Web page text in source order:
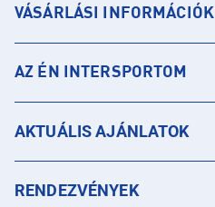
VÁSÁRLÁSI INFORMÁCIÓK
AZ ÉN INTERSPORTOM
AKTUÁLIS AJÁNLATOK
RENDEZVÉNYEK